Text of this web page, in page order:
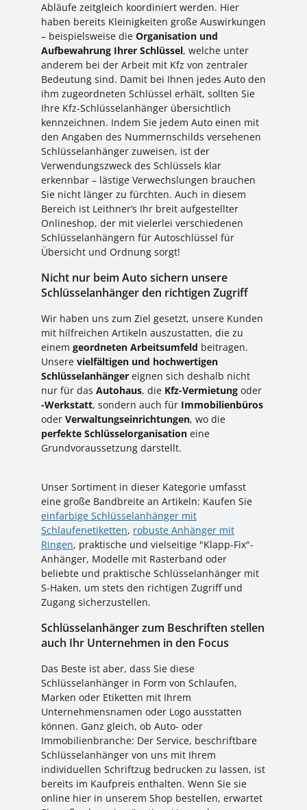
Abläufe zeitgleich koordiniert werden. Hier
haben bereits Kleinigkeiten große Auswirkungen
– beispielsweise die Organisation und
Aufbewahrung Ihrer Schlüssel, welche unter
anderem bei der Arbeit mit Kfz von zentraler
Bedeutung sind. Damit bei Ihnen jedes Auto den
ihm zugeordneten Schlüssel erhält, sollten Sie
Ihre Kfz-Schlüsselanhänger übersichtlich
kennzeichnen. Indem Sie jedem Auto einen mit
den Angaben des Nummernschilds versehenen
Schlüsselanhänger zuweisen, ist der
Verwendungszweck des Schlüssels klar
erkennbar – lästige Verwechslungen brauchen
Sie nicht länger zu fürchten. Auch in diesem
Bereich ist Leithner‘s Ihr breit aufgestellter
Onlineshop, der mit vielerlei verschiedenen
Schlüsselanhängern für Autoschlüssel für
Übersicht und Ordnung sorgt!
Nicht nur beim Auto sichern unsere
Schlüsselanhänger den richtigen Zugriff
Wir haben uns zum Ziel gesetzt, unsere Kunden
mit hilfreichen Artikeln auszustatten, die zu
einem geordneten Arbeitsumfeld beitragen.
Unsere vielfältigen und hochwertigen
Schlüsselanhänger eignen sich deshalb nicht
nur für das Autohaus, die Kfz-Vermietung oder
-Werkstatt, sondern auch für Immobilienbüros
oder Verwaltungseinrichtungen, wo die
perfekte Schlüsselorganisation eine
Grundvoraussetzung darstellt.
Unser Sortiment in dieser Kategorie umfasst
eine große Bandbreite an Artikeln: Kaufen Sie
einfarbige Schlüsselanhänger mit
Schlaufenetiketten, robuste Anhänger mit
Ringen, praktische und vielseitige "Klapp-Fix"-
Anhänger, Modelle mit Rasterband oder
beliebte und praktische Schlüsselanhänger mit
S-Haken, um stets den richtigen Zugriff und
Zugang sicherzustellen.
Schlüsselanhänger zum Beschriften stellen
auch Ihr Unternehmen in den Focus
Das Beste ist aber, dass Sie diese
Schlüsselanhänger in Form von Schlaufen,
Marken oder Etiketten mit Ihrem
Unternehmensnamen oder Logo ausstatten
können. Ganz gleich, ob Auto- oder
Immobilienbranche: Der Service, beschriftbare
Schlüsselanhänger von uns mit Ihrem
individuellen Schriftzug bedrucken zu lassen, ist
bereits im Kaufpreis enthalten. Wenn Sie sie
online hier in unserem Shop bestellen, erwartet